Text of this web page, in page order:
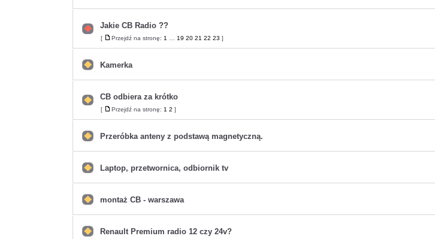
ma
postów
Nie
nieprzeczytanych
Jakie CB Radio ??
[
Przejdź
na
Przejdź na stronę: 1 19 20 21 22 23 ]
ma
postów
Kamerka
Nie
nieprzeczytanych
CB odbiera za krótko
[
Przejdź
na
Przejdź na stronę: 1 2 ]
ma
postów
Przeróbka anteny z podstawą magnetyczną.
ma
postów
Laptop, przetwornica, odbiornik tv
ma
postów
montaż CB - warszawa
Renault Premium radio 12 czy 24v?